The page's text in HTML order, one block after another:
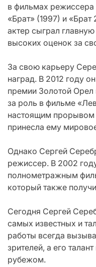
в фильмах режиссера
«Брат» (1997) и
актер сыграл
высоких оценок за
За свою карьеру
наград. В 2012 году
премии Золотой
за роль в фильме
настоящим прорывом
принесла ему
Однако Сергей
режиссер. В 2002
полнометражным
который также
Сегодня Сергей
самых известных и
работы всегда
зрителей, а его
рубежом.